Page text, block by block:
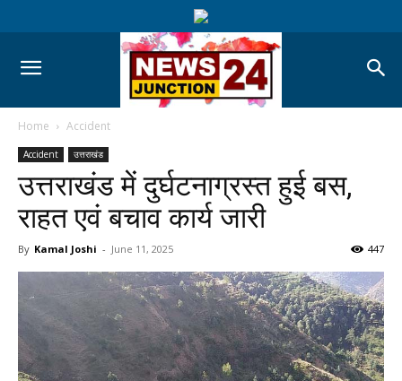
Home Accident
Accident उत्तराखंड
उत्तराखंड में दुर्घटनाग्रस्त हुई बस,
राहत एवं बचाव कार्य जारी
By Kamal Joshi - June 11, 2025 447